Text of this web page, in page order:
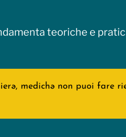
teoriche e
medichə non puoi fare